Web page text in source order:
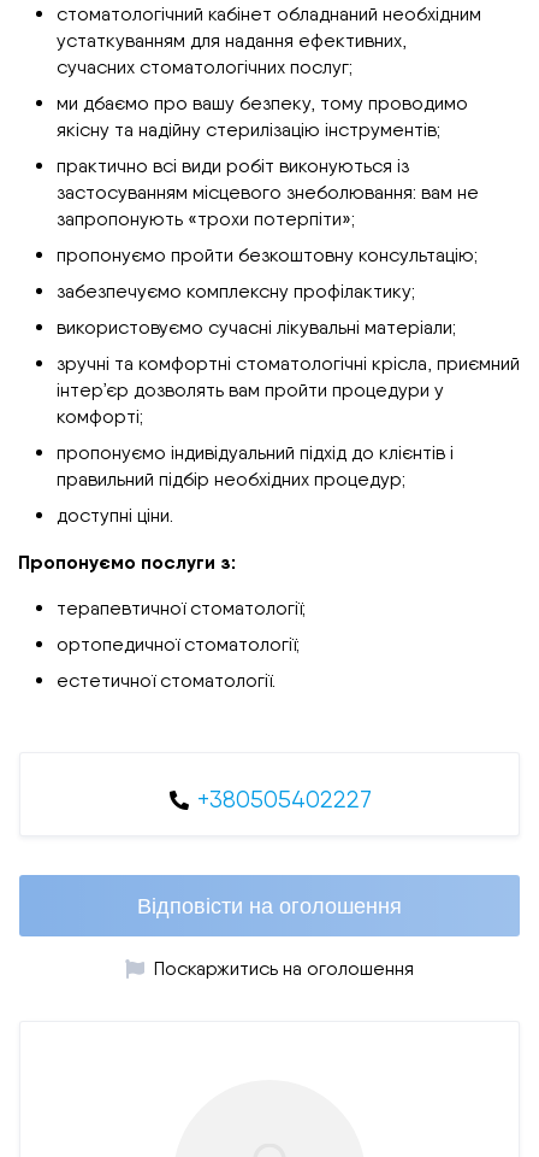
стоматологічний кабінет обладнаний необхідним
устаткуванням для надання ефективних,
сучасних стоматологічних послуг;
ми дбаємо про вашу безпеку, тому проводимо
якісну та надійну стерилізацію інструментів;
практично всі види робіт виконуються із
застосуванням місцевого знеболювання: вам не
запропонують «трохи потерпіти»;
пропонуємо пройти безкоштовну консультацію;
забезпечуємо комплексну профілактику;
використовуємо сучасні лікувальні матеріали;
зручні та комфортні стоматологічні крісла, приємний
інтер’єр дозволять вам пройти процедури у
комфорті;
пропонуємо індивідуальний підхід до клієнтів і
правильний підбір необхідних процедур;
доступні ціни.
Пропонуємо послуги з:
терапевтичної стоматології;
ортопедичної стоматології;
естетичної стоматології.
+380505402227
Відповісти на оголошення
Поскаржитись на оголошення